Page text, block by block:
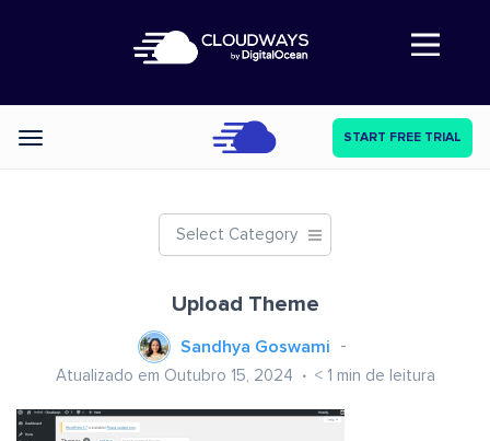
Abre a navegação
Categories START FREE TRIAL
Select Category
Upload Theme
Sandhya Goswami
Atualizado em Outubro 15, 2024 < 1 min de leitura